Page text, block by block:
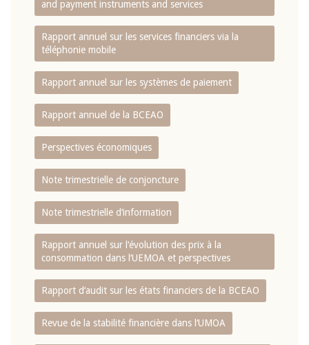
and payment instruments and services
Rapport annuel sur les services financiers via la
téléphonie mobile
Rapport annuel sur les systèmes de paiement
Rapport annuel de la BCEAO
Perspectives économiques
Note trimestrielle de conjoncture
Note trimestrielle d‘information
Rapport annuel sur l‘évolution des prix à la
consommation dans l‘UEMOA et perspectives
Rapport d‘audit sur les états financiers de la BCEAO
Revue de la stabilité financière dans l‘UMOA